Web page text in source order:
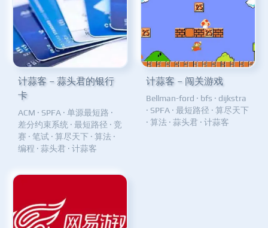
计蒜客 – 蒜头君的银行
卡
ACM · SPFA · 单源最短路 ·
差分约束系统 · 最短路径 · 竞
赛 · 笔试 · 算尽天下 · 算法 ·
编程 · 蒜头君 · 计蒜客
计蒜客 – 闯关游戏
Bellman-ford · bfs · dijkstra
· SPFA · 最短路径 · 算尽天下
· 算法 · 蒜头君 · 计蒜客